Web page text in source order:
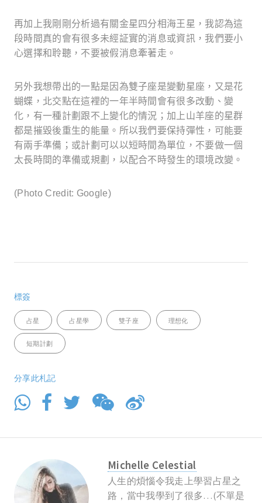
再加上我剛剛分析過有關金星四分相海王星，我認為這
段時間真的會有很多未經証實的消息或資訊，我們要小
心選擇和聆聽，不要被假消息牽著走。
另外我想帶出的一點是因為雙子座是變動星座，又是花
蝴蝶，北交點在這裡的一年半時間會有很多改動、變
化，有一種計劃跟不上變化的情況；加上山羊座的星群
都是摧毀後重生的能量。所以我們要保持彈性，可能要
有兩手準備；或計劃可以以短時間為單位，不要做一個
太長時間的準備或規劃，以配合不時發生的環境改變。
(Photo Credit: Google)
標簽
占星 占星學 雙子座 理想化
短期計劃
分享此札記
Michelle Celestial
人生的煩惱令我走上學習占星之
路，當中我學到了很多…(不單是